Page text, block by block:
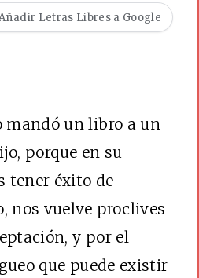
Letras Libres a Google
mandó un libro a un
porque en su
tener éxito de
nos vuelve proclives
y por el
que puede existir
desde los márgenes
MÉXICO